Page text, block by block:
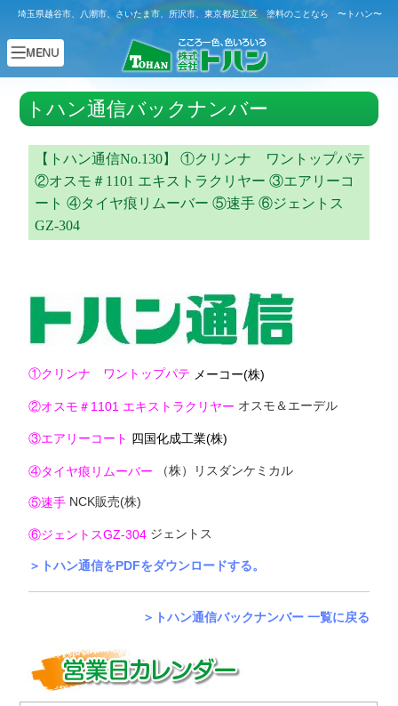
埼玉県越谷市、八潮市、さいたま市、所沢市、東京都足立区 塗料のことなら 〜トハン〜
トハン通信バックナンバー
【トハン通信No.130】 ①クリンナ ワントップパテ
②オスモ＃1101 エキストラクリヤー ③エアリーコ
ート ④タイヤ痕リムーバー ⑤速手 ⑥ジェントス
GZ-304
①クリンナ ワントップパテ メーコー(株)
②オスモ＃1101 エキストラクリヤー オスモ＆エーデル
③エアリーコート 四国化成工業(株)
④タイヤ痕リムーバー （株）リスダンケミカル
⑤速手 NCK販売(株)
⑥ジェントスGZ-304 ジェントス
＞トハン通信をPDFをダウンロードする。
＞トハン通信バックナンバー 一覧に戻る